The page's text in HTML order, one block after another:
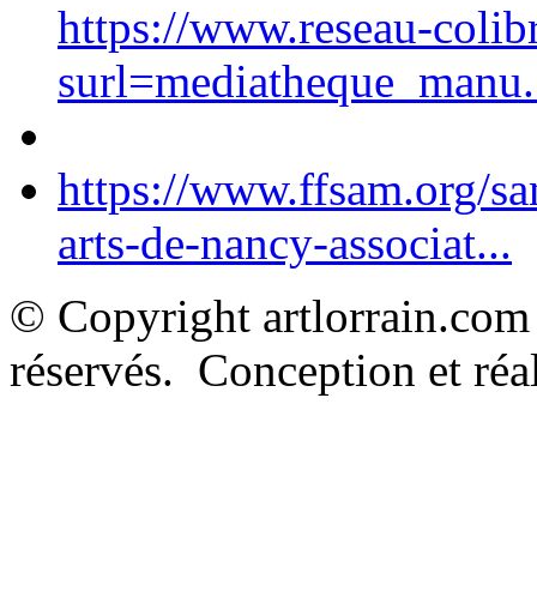
https://www.reseau-
https://www.ffsam.org/
arts-de-nancy-associat...
© Copyright
réservés. Conception et